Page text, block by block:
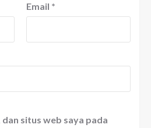
Email *
dan situs web saya pada